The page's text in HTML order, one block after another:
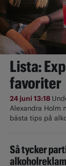
Lista:
favoriter
24 juni 13:18
Alexandra Holm
bästa tips på
Så tycker